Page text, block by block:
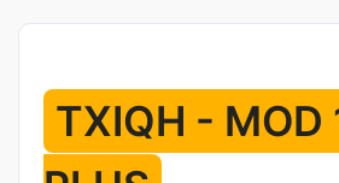
TXIQH - MOD